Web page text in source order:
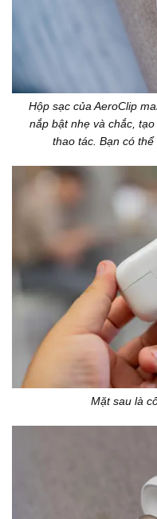
Hộp sạc của AeroClip
nắp bật nhẹ và chắc,
thao tác. Bạn có
Mặt sau là